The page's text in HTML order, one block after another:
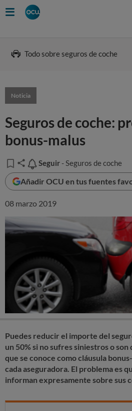
Todo sobre seguros de coche
Noticia
Seguros de coche:
bonus-malus
Seguir
Seguir - Seguros de coche
Añadir OCU en tus fuentes
08 marzo 2019
Puedes reducir el importe del
un 50% si no sufres siniestros o son
que se conoce como cláusula
cada aseguradora. El problema es
informan expresamente sobre sus